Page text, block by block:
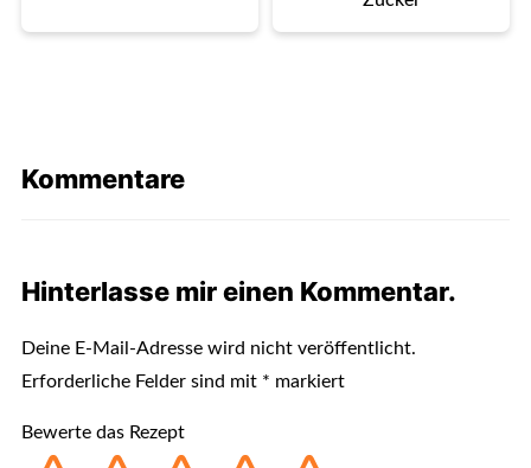
Kommentare
Hinterlasse mir einen Kommentar.
Deine E-Mail-Adresse wird nicht veröffentlicht.
Erforderliche Felder sind mit * markiert
Bewerte das Rezept